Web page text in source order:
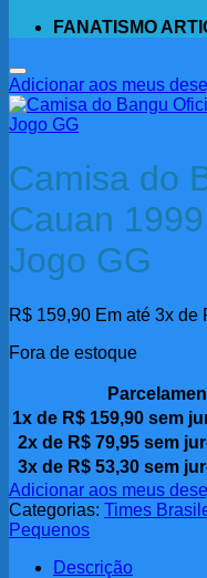
FANATISMO
Adicionar aos meus
Camisa do
Cauan
Jogo GG
R$ 159,90 Em até 3x de
Fora de estoque
1x de R$ 159,90 sem
2x de R$79,95sem
3x de R$53,30sem
Adicionar aos meus
Categorias: Times
Pequenos
Descrição